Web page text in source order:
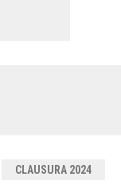
CLAUSURA 2024